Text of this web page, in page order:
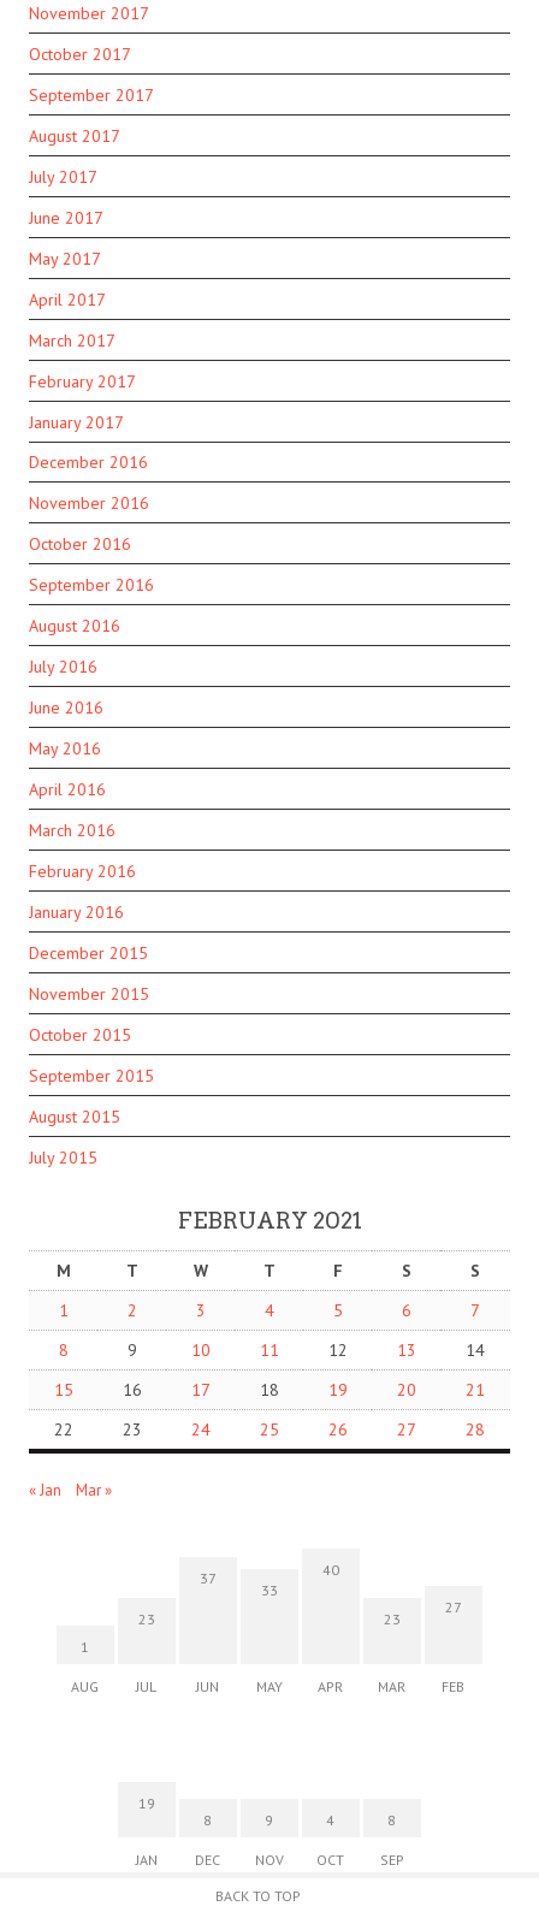
November 2017
October 2017
September 2017
August 2017
July 2017
June 2017
May 2017
April 2017
March 2017
February 2017
January 2017
December 2016
November 2016
October 2016
September 2016
August 2016
July 2016
June 2016
May 2016
April 2016
March 2016
February 2016
January 2016
December 2015
November 2015
October 2015
September 2015
August 2015
July 2015
FEBRUARY 2021
M T W T F S
S
1
2 3 4 5 6
7
8
9 10 11 12 13
14
15
16 17 18 19 20
21
22
23 24 25 26 27 28
« Jan Mar »
1
AUG
23
JUL
37
JUN
33
MAY
40
APR
23
MAR
27
FEB
19
JAN
8
DEC
9
NOV
4
OCT
8
SEP
BACK TO TOP